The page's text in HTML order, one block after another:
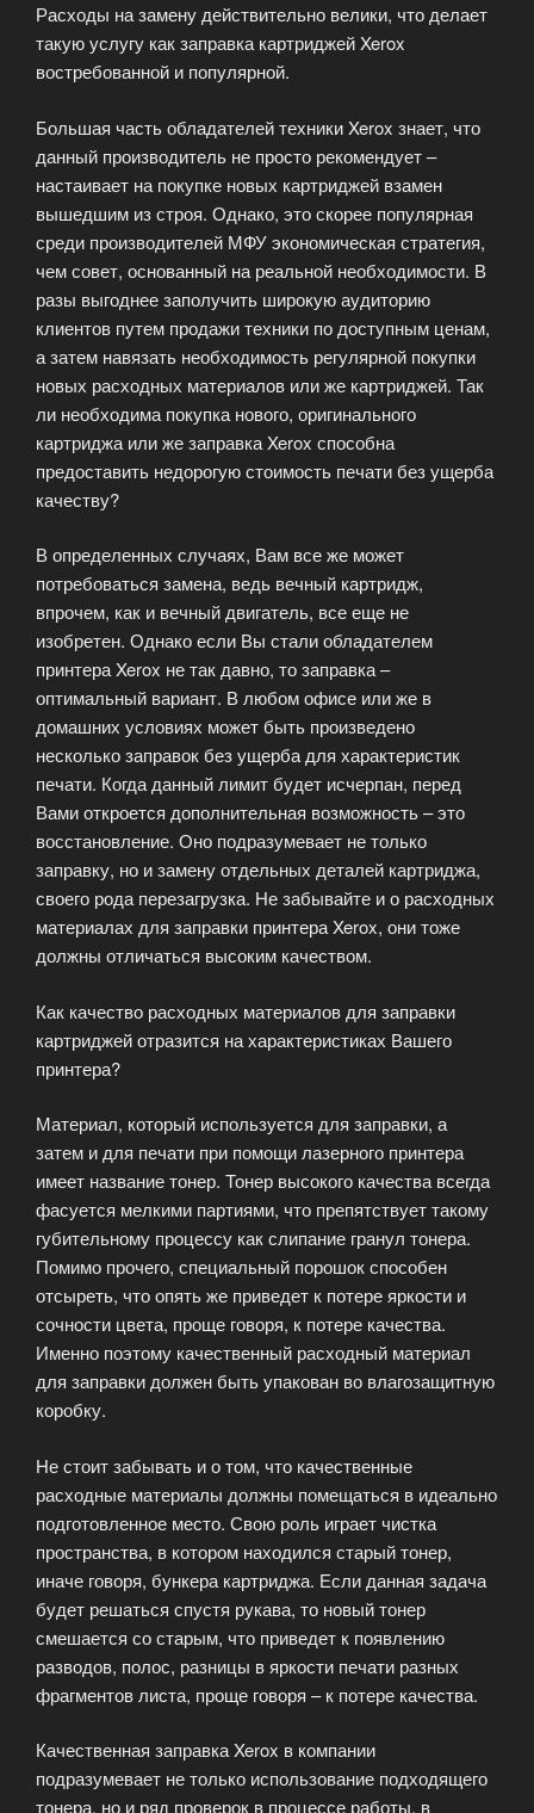
Расходы на замену действительно велики, что делает
такую услугу как заправка картриджей Xerox
востребованной и популярной.
Большая часть обладателей техники Xerox знает, что
данный производитель не просто рекомендует –
настаивает на покупке новых картриджей взамен
вышедшим из строя. Однако, это скорее популярная
среди производителей МФУ экономическая стратегия,
чем совет, основанный на реальной необходимости. В
разы выгоднее заполучить широкую аудиторию
клиентов путем продажи техники по доступным ценам,
а затем навязать необходимость регулярной покупки
новых расходных материалов или же картриджей. Так
ли необходима покупка нового, оригинального
картриджа или же заправка Xerox способна
предоставить недорогую стоимость печати без ущерба
качеству?
В определенных случаях, Вам все же может
потребоваться замена, ведь вечный картридж,
впрочем, как и вечный двигатель, все еще не
изобретен. Однако если Вы стали обладателем
принтера Xerox не так давно, то заправка –
оптимальный вариант. В любом офисе или же в
домашних условиях может быть произведено
несколько заправок без ущерба для характеристик
печати. Когда данный лимит будет исчерпан, перед
Вами откроется дополнительная возможность – это
восстановление. Оно подразумевает не только
заправку, но и замену отдельных деталей картриджа,
своего рода перезагрузка. Не забывайте и о расходных
материалах для заправки принтера Xerox, они тоже
должны отличаться высоким качеством.
Как качество расходных материалов для заправки
картриджей отразится на характеристиках Вашего
принтера?
Материал, который используется для заправки, а
затем и для печати при помощи лазерного принтера
имеет название тонер. Тонер высокого качества всегда
фасуется мелкими партиями, что препятствует такому
губительному процессу как слипание гранул тонера.
Помимо прочего, специальный порошок способен
отсыреть, что опять же приведет к потере яркости и
сочности цвета, проще говоря, к потере качества.
Именно поэтому качественный расходный материал
для заправки должен быть упакован во влагозащитную
коробку.
Не стоит забывать и о том, что качественные
расходные материалы должны помещаться в идеально
подготовленное место. Свою роль играет чистка
пространства, в котором находился старый тонер,
иначе говоря, бункера картриджа. Если данная задача
будет решаться спустя рукава, то новый тонер
смешается со старым, что приведет к появлению
разводов, полос, разницы в яркости печати разных
фрагментов листа, проще говоря – к потере качества.
Качественная заправка Xerox в компании
подразумевает не только использование подходящего
тонера, но и ряд проверок в процессе работы, в